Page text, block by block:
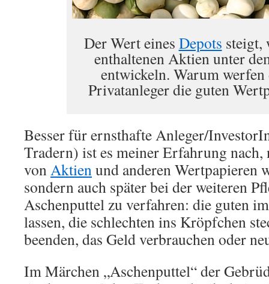
Der Wert eines Depots steigt,
enthaltenen Aktien unter
entwickeln. Warum
Privatanleger die guten
Besser für ernsthafte Anleger/
Tradern) ist es meiner Erfahrung
vonAktienund anderen Wertpapieren
sondern auch später bei der weiteren
Aschenputtel zu verfahren: die guten
lassen, die schlechten ins Kröpfchen
beenden, das Geld verbrauchen oder
Im Märchen „Aschenputtel“ der